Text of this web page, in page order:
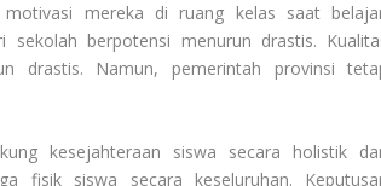
mereka di ruang kelas saat
berpotensi menurun drastis.
drastis. Namun, pemerintah provinsi
kesejahteraan siswa secara holistik
fisik siswa secara keseluruhan.